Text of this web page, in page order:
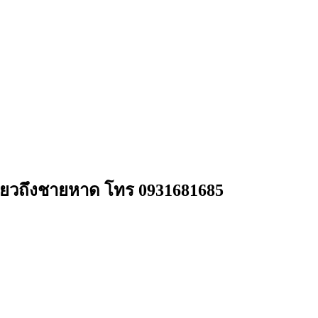
ถึงชายหาด โทร 0931681685